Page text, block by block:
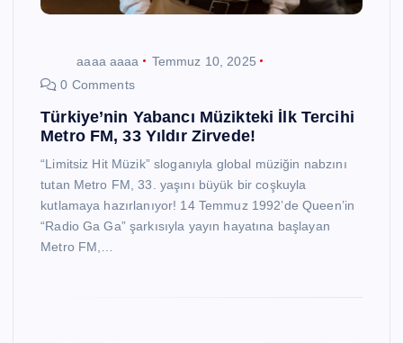
aaaa aaaa
Temmuz 10, 2025
0 Comments
Türkiye’nin Yabancı Müzikteki İlk Tercihi
Metro FM, 33 Yıldır Zirvede!
“Limitsiz Hit Müzik” sloganıyla global müziğin nabzını
tutan Metro FM, 33. yaşını büyük bir coşkuyla
kutlamaya hazırlanıyor! 14 Temmuz 1992’de Queen’in
“Radio Ga Ga” şarkısıyla yayın hayatına başlayan
Metro FM,…